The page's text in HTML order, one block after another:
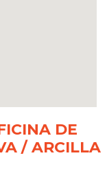
DE
/ ARCILLA